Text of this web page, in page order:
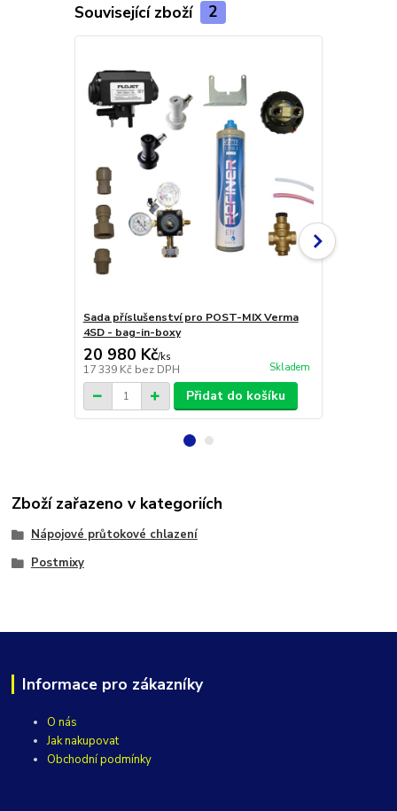
Související zboží 2
Sada příslušenství pro POST-MIX Verma
4SD - bag-in-boxy
20 980 Kč/ks
17 339 Kč bez DPH Skladem
Přidat do košíku
Zboží zařazeno v kategoriích
Nápojové průtokové chlazení
Postmixy
Informace pro zákazníky
O nás
Jak nakupovat
Obchodní podmínky